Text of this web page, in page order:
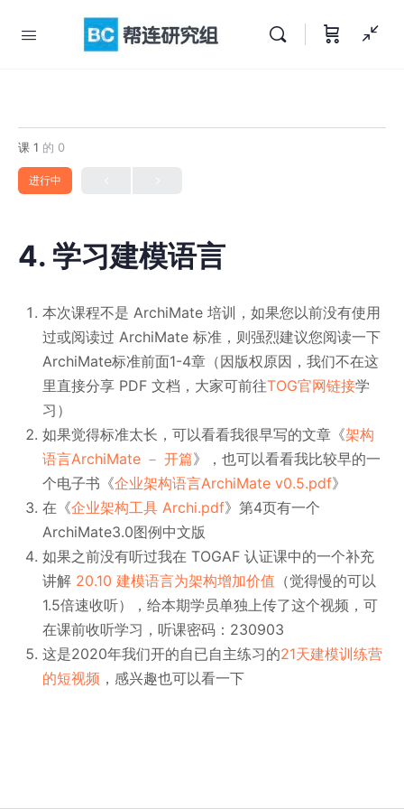
课 1 的 0
进行中
4. 学习建模语言
本次课程不是 ArchiMate 培训，如果您以前没有使用
过或阅读过 ArchiMate 标准，则强烈建议您阅读一下
ArchiMate标准前面1-4章（因版权原因，我们不在这
里直接分享 PDF 文档，大家可前往TOG官网链接学
习）
如果觉得标准太长，可以看看我很早写的文章《架构
语言ArchiMate － 开篇》，也可以看看我比较早的一
个电子书《企业架构语言ArchiMate v0.5.pdf》
在《企业架构工具 Archi.pdf》第4页有一个
ArchiMate3.0图例中文版
如果之前没有听过我在 TOGAF 认证课中的一个补充
讲解 20.10 建模语言为架构增加价值 （觉得慢的可以
1.5倍速收听），给本期学员单独上传了这个视频，可
在课前收听学习，听课密码：230903
这是2020年我们开的自已自主练习的21天建模训练营
的短视频 ，感兴趣也可以看一下